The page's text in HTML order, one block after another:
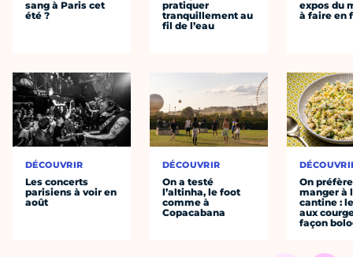
sang à Paris cet
été ?
DÉCOUVRIR
Les concerts
parisiens à voir en
août
pratiquer
tranquillement au
fil de l’eau
DÉCOUVRIR
On a testé
l’altinha, le foot
comme à
Copacabana
expos du
à faire en
On préfère
manger à
cantine :
aux
façon